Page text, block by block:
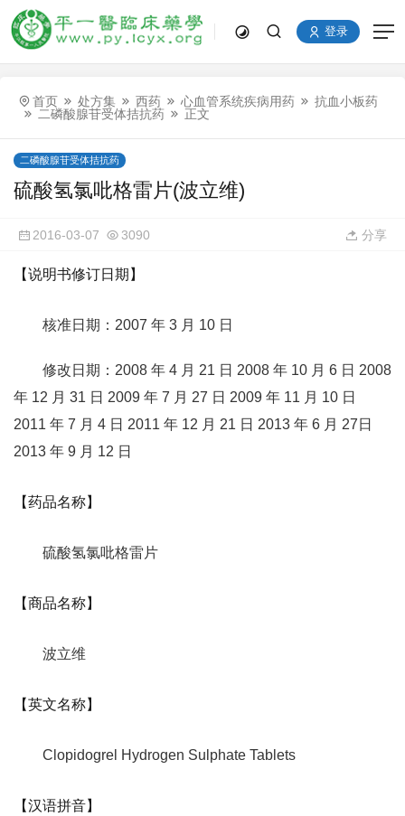
登录
首页 处方集 西药 心血管系统疾病用药
抗血小板药
二磷酸腺苷受体拮抗药
正文
二磷酸腺苷受体拮抗药
硫酸氢氯吡格雷片(波立维)
2016-03-07 3090 分享
【说明书修订日期】
核准日期：2007 年 3 月 10 日
修改日期：2008 年 4 月 21 日 2008 年 10 月 6 日 2008
年 12 月 31 日 2009 年 7 月 27 日 2009 年 11 月 10 日
2011 年 7 月 4 日 2011 年 12 月 21 日 2013 年 6 月 27日
2013 年 9 月 12 日
【药品名称】
硫酸氢氯吡格雷片
【商品名称】
波立维
【英文名称】
Clopidogrel Hydrogen Sulphate Tablets
【汉语拼音】